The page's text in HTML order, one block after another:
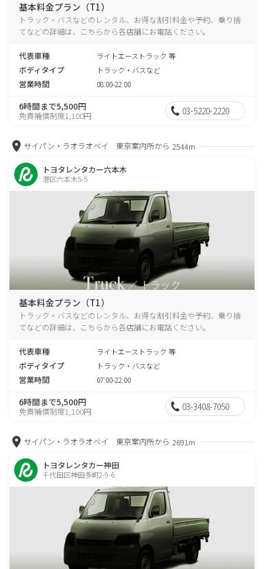
基本料金プラン（T1）
トラック・バスなどのレンタル、お得な割引料金や予約、乗り捨
てなどの詳細は、こちらから各店舗にお電話ください。
代表車種 ライトエーストラック 等
ボディタイプ トラック・バスなど
営業時間 08:00-22:00
6時間まで5,500円
免責補償制度1,100円 03-5220-2220
サイパン・ラオラオベイ 東京案内所から 2544m
トヨタレンタカー六本木
港区六本木5-5
基本料金プラン（T1）
トラック・バスなどのレンタル、お得な割引料金や予約、乗り捨
てなどの詳細は、こちらから各店舗にお電話ください。
代表車種 ライトエーストラック 等
ボディタイプ トラック・バスなど
営業時間 07:00-22:00
6時間まで5,500円
免責補償制度1,100円 03-3408-7050
サイパン・ラオラオベイ 東京案内所から 2691m
トヨタレンタカー神田
千代田区神田多町2-9-6